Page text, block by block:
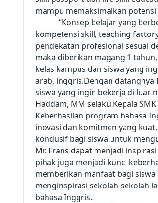
mampu memaksimalkan
“Konsep belajar yang
kompetensi skill, teaching
pendekatan profesional sesuai
maka diberikan magang 1
kelas kampus dan siswa yang
arab, inggris.Dengan datangnya
siswa yang ingin bekerja di luar
Haddam, MM selaku Kepala SMK
Keberhasilan program bahasa
inovasi dan komitmen yang
kondusif bagi siswa untuk
Mr. Frans dapat menjadi
pihak juga menjadi kunci
memberikan manfaat bagi
menginspirasi sekolah-sekolah
bahasa Inggris.